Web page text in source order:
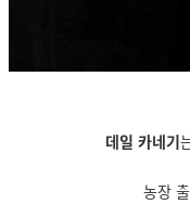
데일 카네기
농장